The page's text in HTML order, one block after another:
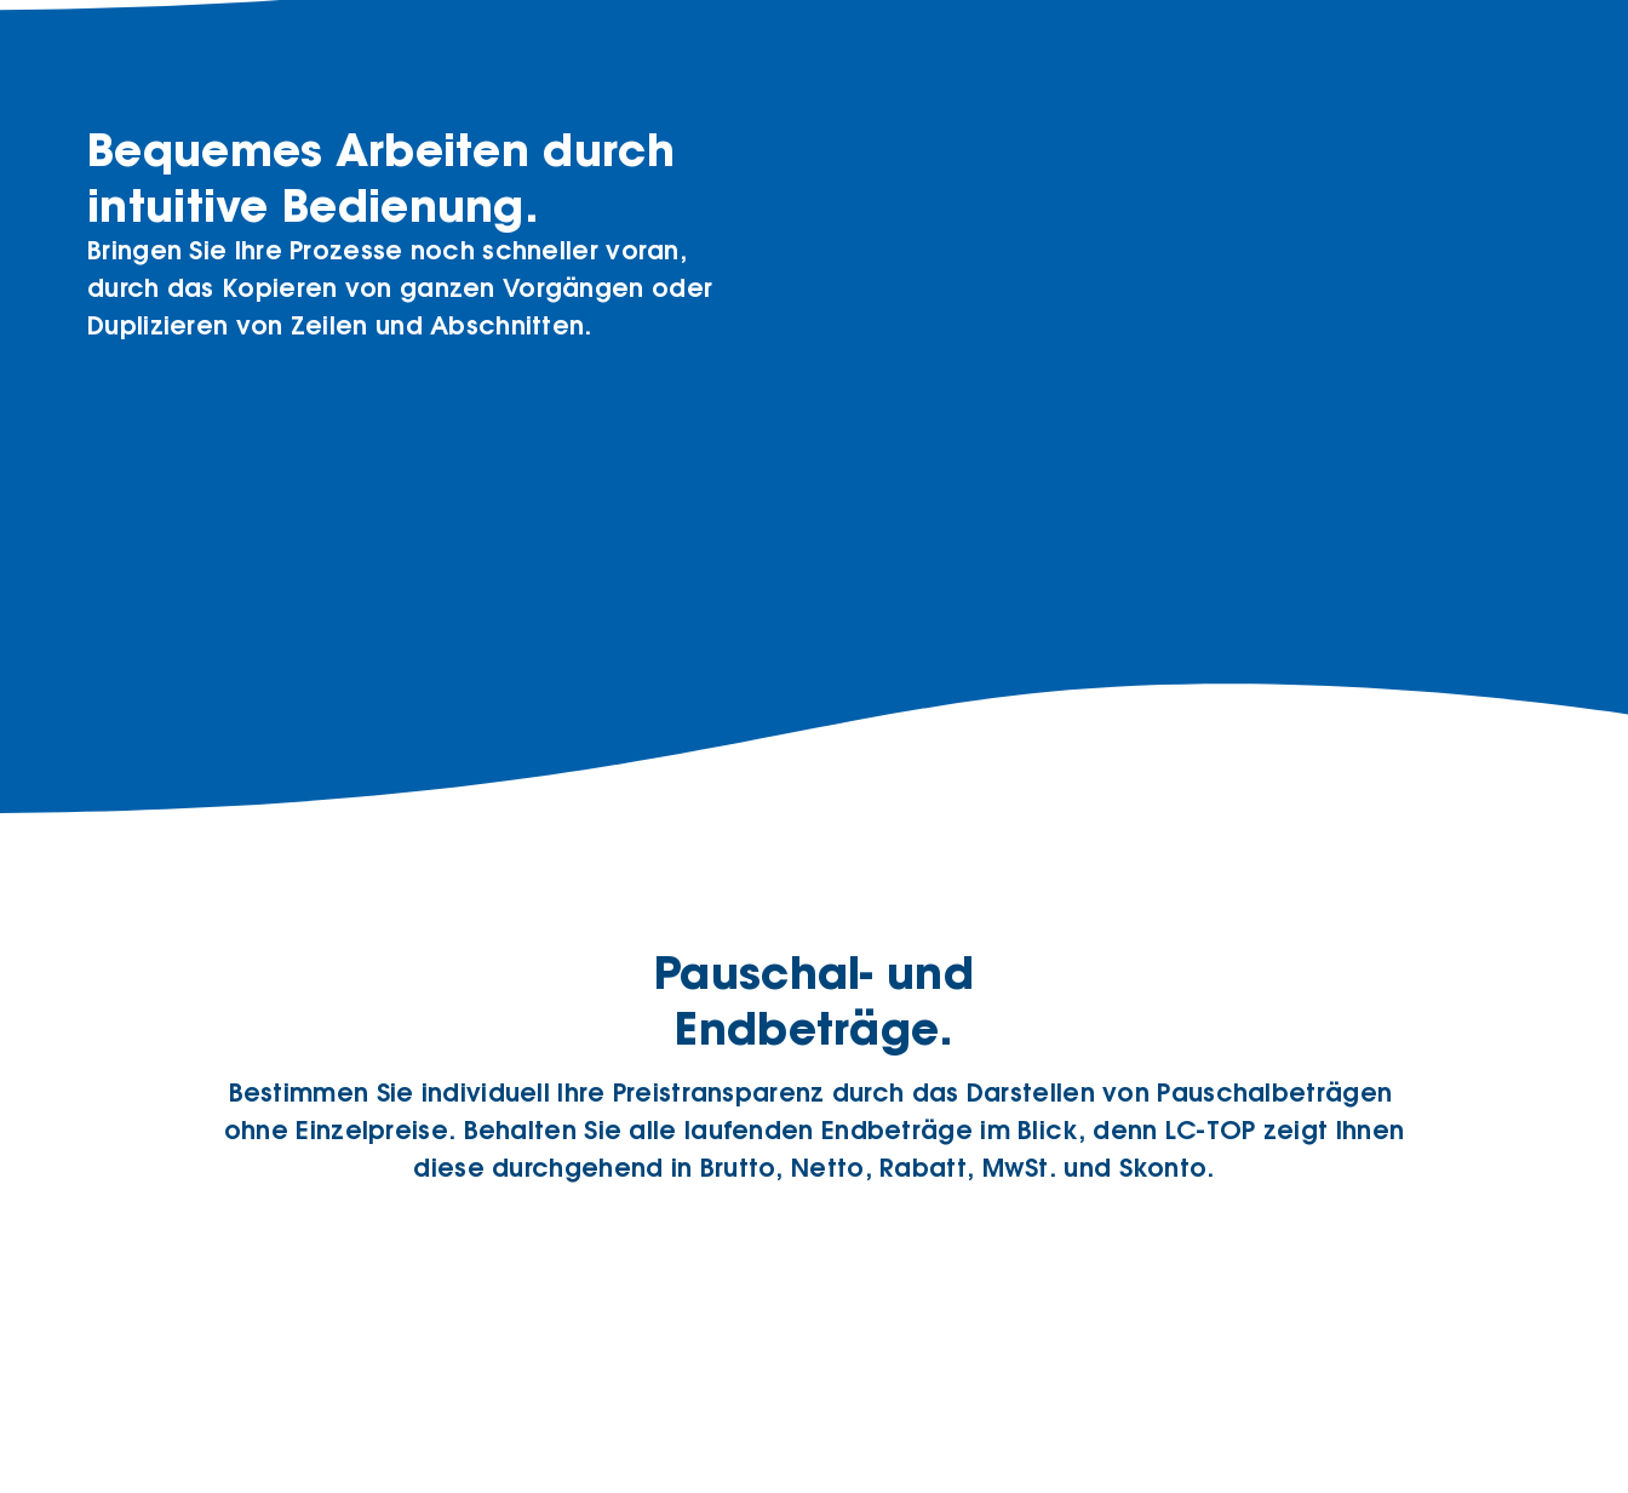
Bequemes Arbeiten durch
intuitive Bedienung.
Bringen Sie Ihre Prozesse noch schneller voran,
durch das Kopieren von ganzen Vorgängen oder
Duplizieren von Zeilen und Abschnitten.
Pauschal- und
Endbeträge.
Bestimmen Sie individuell Ihre Preistransparenz durch das Darstellen von Pauschalbeträgen
ohne Einzelpreise. Behalten Sie alle laufenden Endbeträge im Blick, denn LC-TOP zeigt Ihnen
diese durchgehend in Brutto, Netto, Rabatt, MwSt. und Skonto.